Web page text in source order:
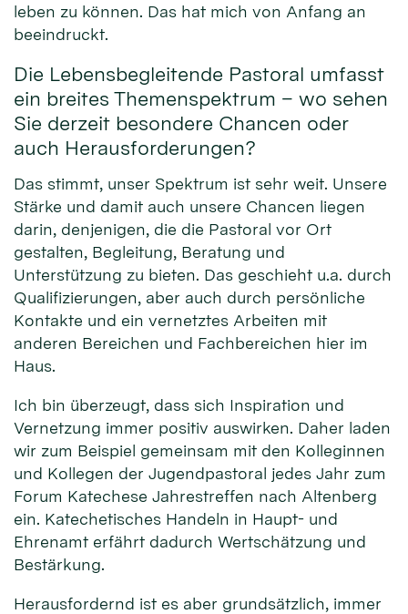
leben zu können. Das hat mich von Anfang an
beeindruckt.
Die Lebensbegleitende Pastoral umfasst
ein breites Themenspektrum – wo sehen
Sie derzeit besondere Chancen oder
auch Herausforderungen?
Das stimmt, unser Spektrum ist sehr weit. Unsere
Stärke und damit auch unsere Chancen liegen
darin, denjenigen, die die Pastoral vor Ort
gestalten, Begleitung, Beratung und
Unterstützung zu bieten. Das geschieht u.a. durch
Qualifizierungen, aber auch durch persönliche
Kontakte und ein vernetztes Arbeiten mit
anderen Bereichen und Fachbereichen hier im
Haus.
Ich bin überzeugt, dass sich Inspiration und
Vernetzung immer positiv auswirken. Daher laden
wir zum Beispiel gemeinsam mit den Kolleginnen
und Kollegen der Jugendpastoral jedes Jahr zum
Forum Katechese Jahrestreffen nach Altenberg
ein. Katechetisches Handeln in Haupt- und
Ehrenamt erfährt dadurch Wertschätzung und
Bestärkung.
Herausfordernd ist es aber grundsätzlich, immer